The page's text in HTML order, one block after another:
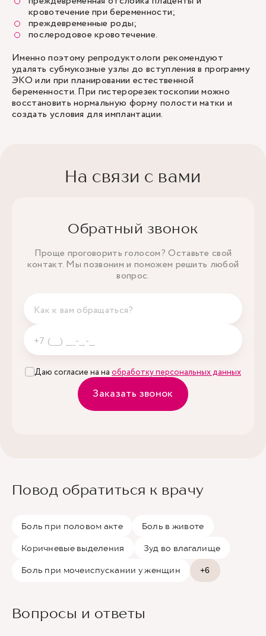
кровотечение при беременности;
преждевременные роды;
послеродовое кровотечение.
Именно поэтому репродуктологи рекомендуют
удалять субмукозные узлы до вступления в программу
ЭКО или при планировании естественной
беременности. При гистерорезектоскопии можно
восстановить нормальную форму полости матки и
создать условия для имплантации.
На связи с вами
Обратный звонок
Проще проговорить голосом? Оставьте свой
контакт. Мы позвоним и поможем решить любой
вопрос.
Даю согласие на на обработку персональных данных
Заказать звонок
Повод обратиться к врачу
Боль при половом акте Боль в животе
Коричневые выделения Зуд во влагалище
Боль при мочеиспускании у женщин +6
Вопросы и ответы